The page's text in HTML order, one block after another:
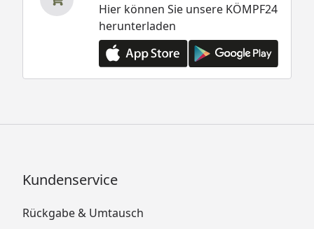
Hier können Sie unsere KÖMPF24
herunterladen
Kundenservice
Rückgabe & Umtausch